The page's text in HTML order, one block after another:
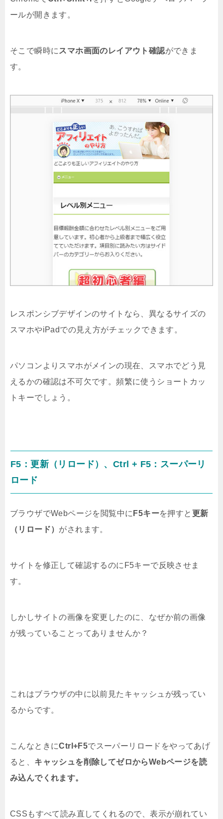
ールが開きます。
そこで瞬時に スマホ画面のレイアウト確認ができま
す。
レスポンシブデザインのサイトなら、異なるサイズの
スマホやiPadでの見え方がチェックできます。
パソコンよりスマホがメインの現在、スマホでどう見
えるかの確認は不可欠です。頻繁に使うショートカッ
トキーでしょう。
F5：更新（リロード）、Ctrl + F5：スーパーリ
ロード
ブラウザでWebページを閲覧中に F5キーを押すと 更新
（リロード） がされます。
サイトを修正して確認するのにF5キーで反映させま
す。
しかしサイトの画像を変更したのに、なぜか前の画像
が残っていることってありませんか？
これはブラウザの中に以前見たキャッシュが残ってい
るからです。
こんなときにCtrl+F5でスーパーリロードをやってあげ
ると、 キャッシュを削除してゼロからWebページを読
み込んでくれます。
CSSもすべて読み直してくれるので、表示が崩れてい